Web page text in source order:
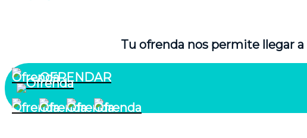
Tu ofrenda nos permite llegar
OFRENDAR